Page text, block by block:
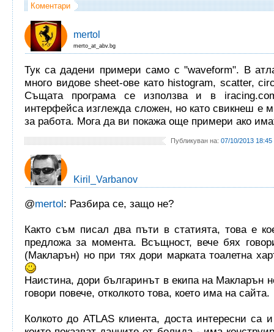
Коментари
mertol
merto_at_abv.bg
Тук са дадени примери само с "waveform". В
много видове sheet-ове като histogram, scatter,
Същата програма се използва и в
интерфейса изглежда сложен, но като свикнеш е
за работа. Мога да ви покажа още примери ако
Публикуван на: 07/10/2013 18:45
Kiril_Varbanov
@mertol: Разбира се, защо не?
Както съм писал два пъти в статията, това е
предложа за момента. Всъщност, вече бях
(Макларън) но при тях дори марката тоалетна
Наистина, дори българинът в екипа на Макларън
говори повече, отколкото това, което има на сайта.
Колкото до ATLAS клиента, доста интересни са